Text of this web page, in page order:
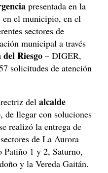
presentada en la
en el municipio, en el
sectores de
municipal a través
Riesgo – DIGER,
solicitudes de atención
delalcalde
, de llegar con soluciones
realizó la entrega de
de La Aurora
1 y 2, Saturno,
y la Vereda Gaitán.